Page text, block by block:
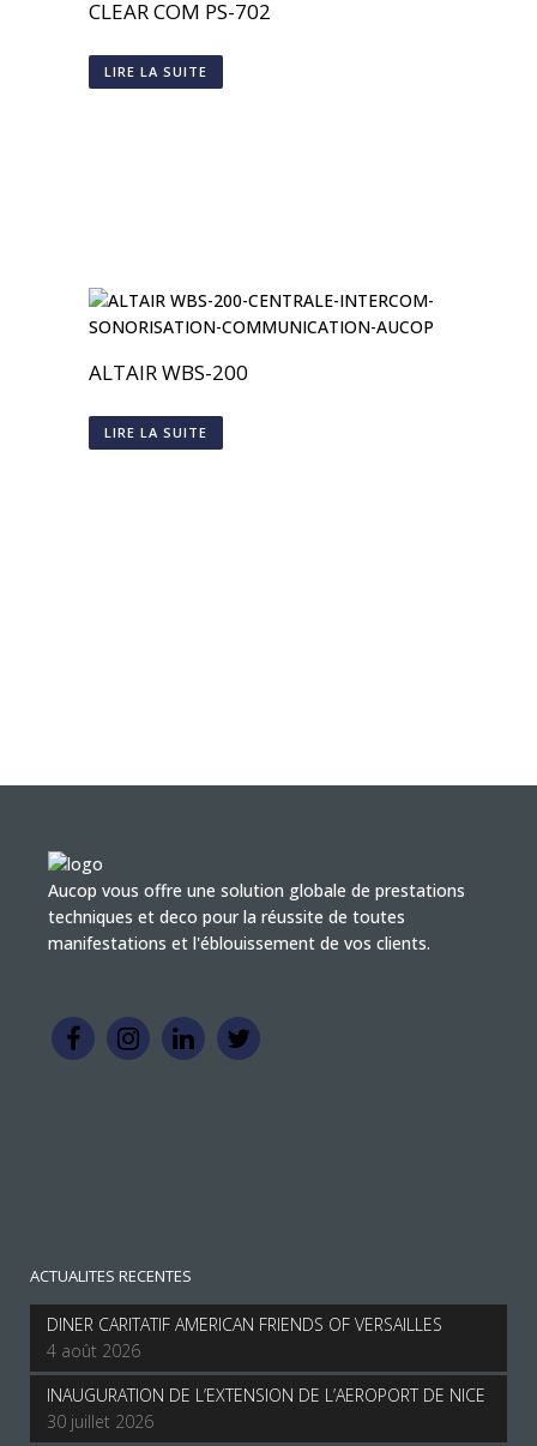
CLEAR COM PS-702
LIRE LA SUITE
ALTAIR WBS-200
LIRE LA SUITE
Aucop vous offre une solution globale de prestations
techniques et deco pour la réussite de toutes
manifestations et l'éblouissement de vos clients.
ACTUALITES RECENTES
DINER CARITATIF AMERICAN FRIENDS OF VERSAILLES
4 août 2026
INAUGURATION DE L’EXTENSION DE L’AEROPORT DE NICE
30 juillet 2026